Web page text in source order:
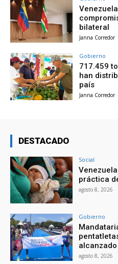
bilateral
Janna Corredor
Gobierno
717.459
han
país
Janna Corredor
DESTACADO
Social
práctica
agosto 8, 2026
Gobierno
agosto 8, 2026